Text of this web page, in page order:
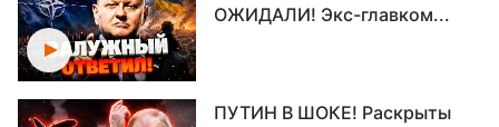
ОЖИДАЛИ! Экс-главком...
ПУТИН В ШОКЕ! Раскрыты